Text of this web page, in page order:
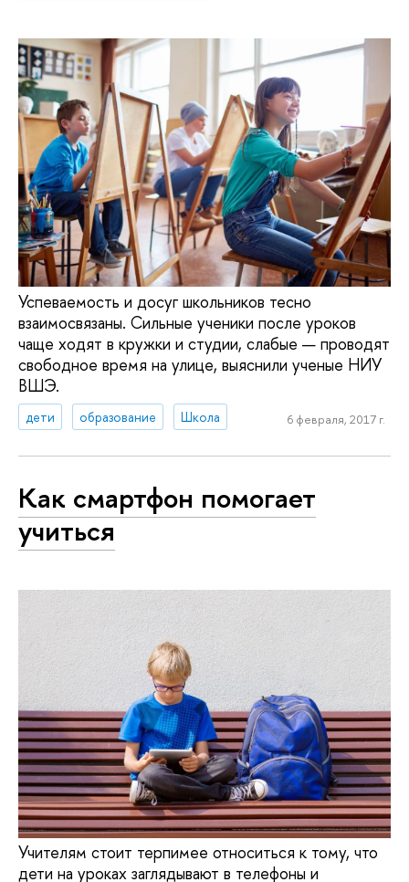
Успеваемость и досуг школьников тесно
взаимосвязаны. Сильные ученики после уроков
чаще ходят в кружки и студии, слабые — проводят
свободное время на улице, выяснили ученые НИУ
ВШЭ.
дети образование Школа 6 февраля, 2017 г.
Как смартфон помогает
учиться
Учителям стоит терпимее относиться к тому, что
дети на уроках заглядывают в телефоны и